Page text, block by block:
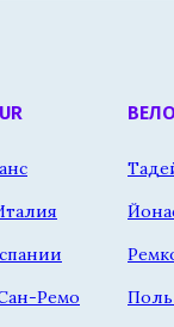
Ремо
Поль